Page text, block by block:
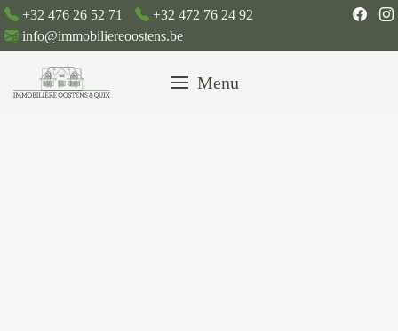
+32 476 26 52 71
+32 472 76 24 92
info@immobiliereoostens.be
Menu